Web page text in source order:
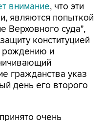
внимание, что эти
являются попыткой
Верховного суда",
конституцией
рождению и
гражданства указ
день его второго
очень